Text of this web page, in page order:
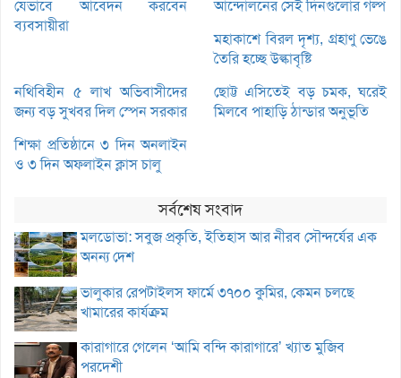
যেভাবে আবেদন করবেন
ব্যবসায়ীরা
আন্দোলনের সেই দিনগুলোর গল্প
মহাকাশে বিরল দৃশ্য, গ্রহাণু ভেঙে
তৈরি হচ্ছে উল্কাবৃষ্টি
নথিবিহীন ৫ লাখ অভিবাসীদের
জন্য বড় সুখবর দিল স্পেন সরকার
ছোট্ট এসিতেই বড় চমক, ঘরেই
মিলবে পাহাড়ি ঠান্ডার অনুভূতি
শিক্ষা প্রতিষ্ঠানে ৩ দিন অনলাইন
ও ৩ দিন অফলাইন ক্লাস চালু
সর্বশেষ সংবাদ
মলডোভা: সবুজ প্রকৃতি, ইতিহাস আর নীরব সৌন্দর্যের এক
অনন্য দেশ
ভালুকার রেপটাইলস ফার্মে ৩৭০০ কুমির, কেমন চলছে
খামারের কার্যক্রম
কারাগারে গেলেন ‘আমি বন্দি কারাগারে’ খ্যাত মুজিব
পরদেশী